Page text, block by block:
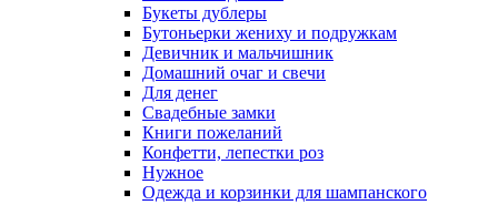
Букеты дублеры
Бутоньерки жениху и подружкам
Девичник и мальчишник
Домашний очаг и свечи
Для денег
Свадебные замки
Книги пожеланий
Конфетти, лепестки роз
Нужное
Одежда и корзинки для шампанского